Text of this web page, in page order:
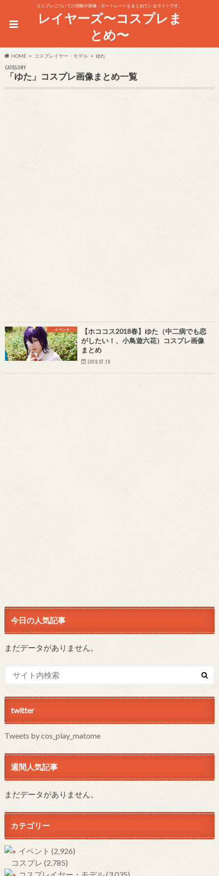
コスプレについての情報や画像・ポートレートをまとめているサイトです。
レイヤーズ〜コスプレま
とめ〜
HOME コスプレイヤー・モデル ゆた
CATEGORY
「ゆた」コスプレ画像まとめ一覧
イベント
【ホココス2018春】ゆた（中二病でも恋
がしたい！、小鳥遊六花）コスプレ画像
まとめ
2018.07.18
今日の人気記事
まだデータがありません。
twitter
Tweets by cos_play_matome
週間人気記事
まだデータがありません。
カテゴリー
イベント (2,926)
コスプレ (2,785)